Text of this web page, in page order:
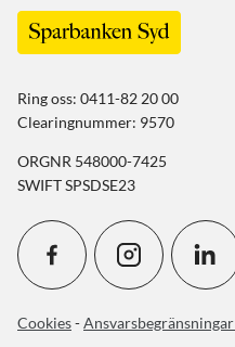
Ring oss: 0411-82 20 00
Clearingnummer: 9570
ORGNR 548000-7425
SWIFT SPSDSE23
Cookies-Ansvarsbegränsningar